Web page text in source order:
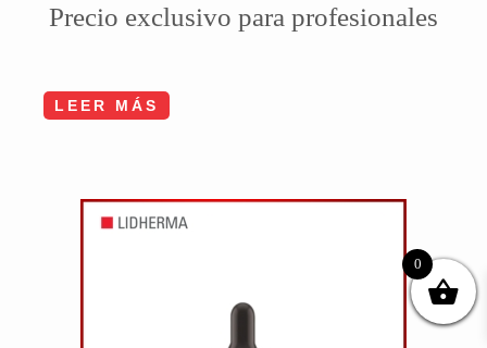
Precio exclusivo para profesionales
LEER MÁS
0